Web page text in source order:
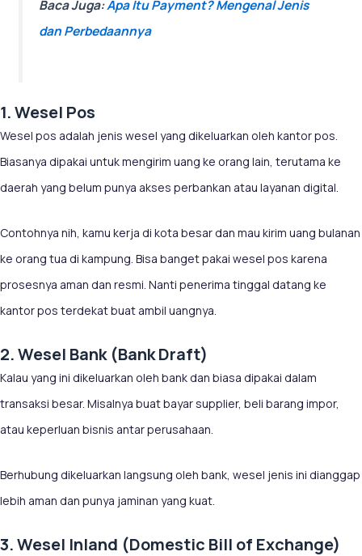
Baca Juga:Apa Itu Payment? Mengenal Jenis
dan Perbedaannya
1. Wesel Pos
Wesel pos adalah jenis wesel yang dikeluarkan oleh kantor pos.
Biasanya dipakai untuk mengirim uang ke orang lain, terutama ke
daerah yang belum punya akses perbankan atau layanan digital.
Contohnya nih, kamu kerja di kota besar dan mau kirim uang bulanan
ke orang tua di kampung. Bisa banget pakai wesel pos karena
prosesnya aman dan resmi. Nanti penerima tinggal datang ke
kantor pos terdekat buat ambil uangnya.
2. Wesel Bank (Bank Draft)
Kalau yang ini dikeluarkan oleh bank dan biasa dipakai dalam
transaksi besar. Misalnya buat bayar supplier, beli barang impor,
atau keperluan bisnis antar perusahaan.
Berhubung dikeluarkan langsung oleh bank, wesel jenis ini dianggap
lebih aman dan punya jaminan yang kuat.
3. Wesel Inland (Domestic Bill of Exchange)